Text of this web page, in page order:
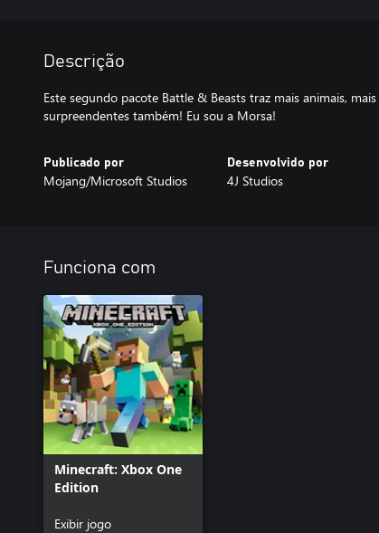
Descrição
Este segundo pacote Battle & Beasts traz mais animais,
surpreendentes também! Eu sou a Morsa!
Publicado por
Mojang/Microsoft Studios
Desenvolvido por
4J Studios
Funciona com
Minecraft: Xbox One
Edition
Exibir jogo